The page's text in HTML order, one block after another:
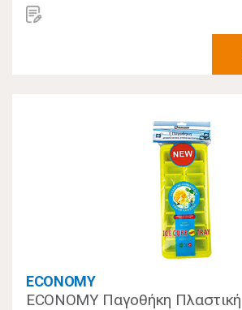
ECONOMY
ECONOMY Παγοθήκη Πλαστική